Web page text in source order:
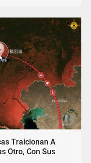
Traicionan A
Otro, Con Sus